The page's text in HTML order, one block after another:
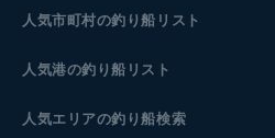
人気市町村の釣り船リスト
人気港の釣り船リスト
人気エリアの釣り船検索